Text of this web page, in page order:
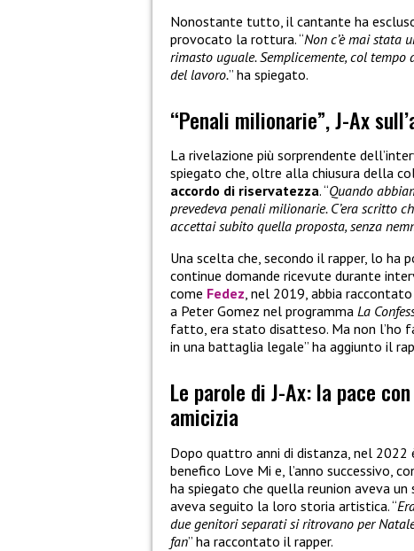
Nonostante tutto, il cantante ha
provocato la rottura. “Non c’è mai stata
rimasto uguale. Semplicemente, col
del lavoro.” ha spiegato.
“Penali milionarie”, J-Ax
La rivelazione più sorprendente
spiegato che, oltre alla chiusura della
accordo di riservatezza. “Quando
prevedeva penali milionarie. C’era scritto
accettai subito quella proposta, senza
Una scelta che, secondo il rapper, lo
continue domande ricevute durante
come Fedez, nel 2019, abbia
a Peter Gomez nel programma La
fatto, era stato disatteso. Ma non l’ho
in una battaglia legale” ha aggiunto il
Le parole di J-Ax: la pace
amicizia
Dopo quattro anni di distanza, nel 2022
benefico Love Mi e, l’anno successivo,
ha spiegato che quella reunion aveva
aveva seguito la loro storia artistica. “
due genitori separati si ritrovano per
fan” ha raccontato il rapper.